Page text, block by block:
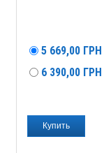
5 669,00 ГРН
6 390,00 ГРН